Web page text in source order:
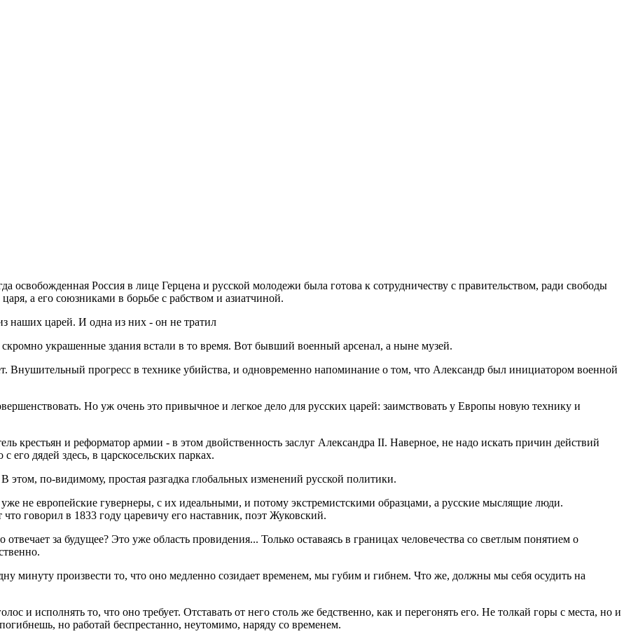
освобожденная Россия в лице Герцена и русской молодежи была готова к сотрудничеству с правительством, ради свободы
а его союзниками в борьбе с рабством и азиатчиной.
наших царей. И одна из них - он не тратил
украшенные здания встали в то время. Вот бывший военный арсенал, а ныне музей.
Внушительный прогресс в технике убийства, и одновременно напоминание о том, что Александр был инициатором военной
Но уж очень это привычное и легкое дело для русских царей: заимствовать у Европы новую технику и
крестьян и реформатор армии - в этом двойственность заслуг Александра II. Наверное, не надо искать причин действий
его дядей здесь, в царскосельских парках.
по-видимому, простая разгадка глобальных изменений русской политики.
не европейские гувернеры, с их идеальными, и потому экстремистскими образцами, а русские мыслящие люди.
говорил в 1833 году царевичу его наставник, поэт Жуковский.
за будущее? Это уже область провидения... Только оставаясь в границах человечества со светлым понятием о
минуту произвести то, что оно медленно созидает временем, мы губим и гибнем. Что же, должны мы себя осудить на
и исполнять то, что оно требует. Отставать от него столь же бедственно, как и перегонять его. Не толкай горы с места, но и
но работай беспрестанно, неутомимо, наряду со временем.